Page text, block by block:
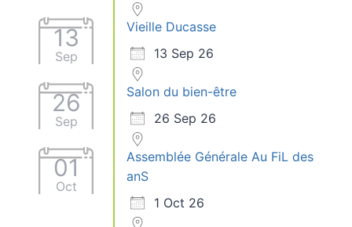
13
Sep
Vieille Ducasse
13 Sep 26
26
Sep
Salon du bien-être
26 Sep 26
01
Oct
Assemblée Générale Au FiL des
anS
1 Oct 26